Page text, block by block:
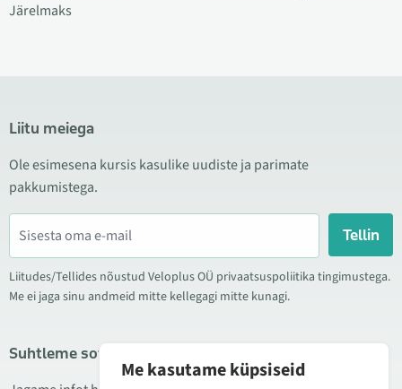
Järelmaks
Liitu meiega
Ole esimesena kursis kasulike uudiste ja parimate
pakkumistega.
Tellin
Liitudes/Tellides nõustud Veloplus OÜ privaatsuspoliitika tingimustega.
Me ei jaga sinu andmeid mitte kellegagi mitte kunagi.
Suhtleme sotsiaalmeedias
Me kasutame küpsiseid